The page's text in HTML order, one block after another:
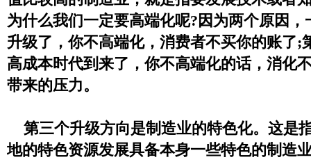
为什么我们一定要高端化呢?因为两个原因
升级了，你不高端化，消费者不买你的账了;
高成本时代到来了，你不高端化的话，消化
带来的压力。
第三个升级方向是制造业的特色化。这是
地的特色资源发展具备本身一些特色的制造